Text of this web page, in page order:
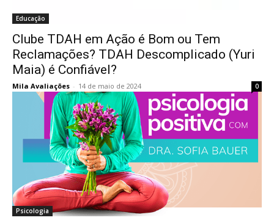
Educação
Clube TDAH em Ação é Bom ou Tem
Reclamações? TDAH Descomplicado (Yuri
Maia) é Confiável?
Mila Avaliações - 14 de maio de 2024 0
Psicologia